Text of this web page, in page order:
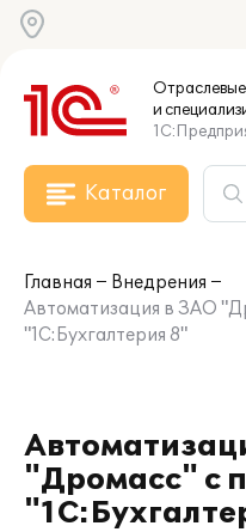
Отраслевые
и
Каталог
Главная
Внедрения
Автоматизация в ЗАО
"1С:Бухгалтерия 8"
"Дромасс" с